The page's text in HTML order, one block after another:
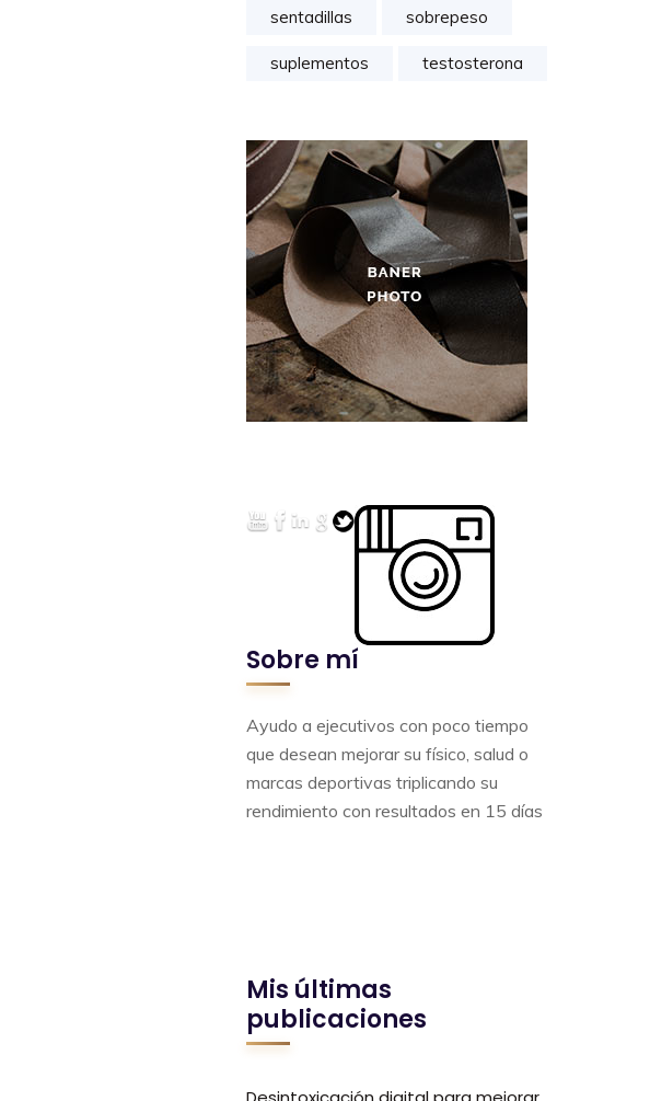
sentadillas sobrepeso
suplementos testosterona
Sobre mí
Ayudo a ejecutivos con poco tiempo
que desean mejorar su físico, salud o
marcas deportivas triplicando su
rendimiento con resultados en 15 días
Mis últimas
publicaciones